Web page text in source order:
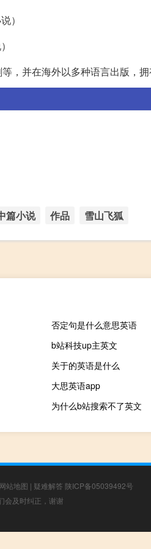
）
，并在海外以多种语言出版，
篇小说 作品 雪山飞狐
否定句是什么意思英语
b站科技up主英文
关于的英语是什么
大思英语app
为什么b站搜索不了英文
网站地图 | 疑难解答 陕ICP备05039492号
会及时纠正，谢谢